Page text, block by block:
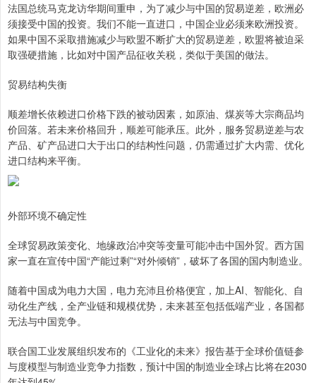
法国总统马克龙访华期间重申，为了减少与中国的贸易逆差，欧洲必
须接受中国的投资。我们不能一直进口，中国企业必须来欧洲投资。
如果中国不采取措施减少与欧盟不断扩大的贸易逆差，欧盟将被迫采
取强硬措施，比如对中国产品征收关税，类似于美国的做法。
贸易结构失衡
顺差增长依赖进口价格下跌的被动因素，如原油、煤炭等大宗商品均
价回落。若未来价格回升，顺差可能承压。此外，服务贸易逆差与农
产品、矿产品进口大于出口的结构性问题，仍需通过扩大内需、优化
进口结构来平衡。
外部环境不确定性
全球贸易政策变化、地缘政治冲突等变量可能冲击中国外贸。西方国
家一直在宣传中国“产能过剩”“对外倾销”，破坏了各国的国内制造业。
随着中国成为电力大国，电力充沛且价格便宜，加上AI、智能化、自
动化生产线，全产业链和规模优势，未来甚至包括低端产业，各国都
无法与中国竞争。
联合国工业发展组织发布的《工业化的未来》报告基于全球价值链参
与度模型与制造业竞争力指数，预计中国的制造业全球占比将在2030